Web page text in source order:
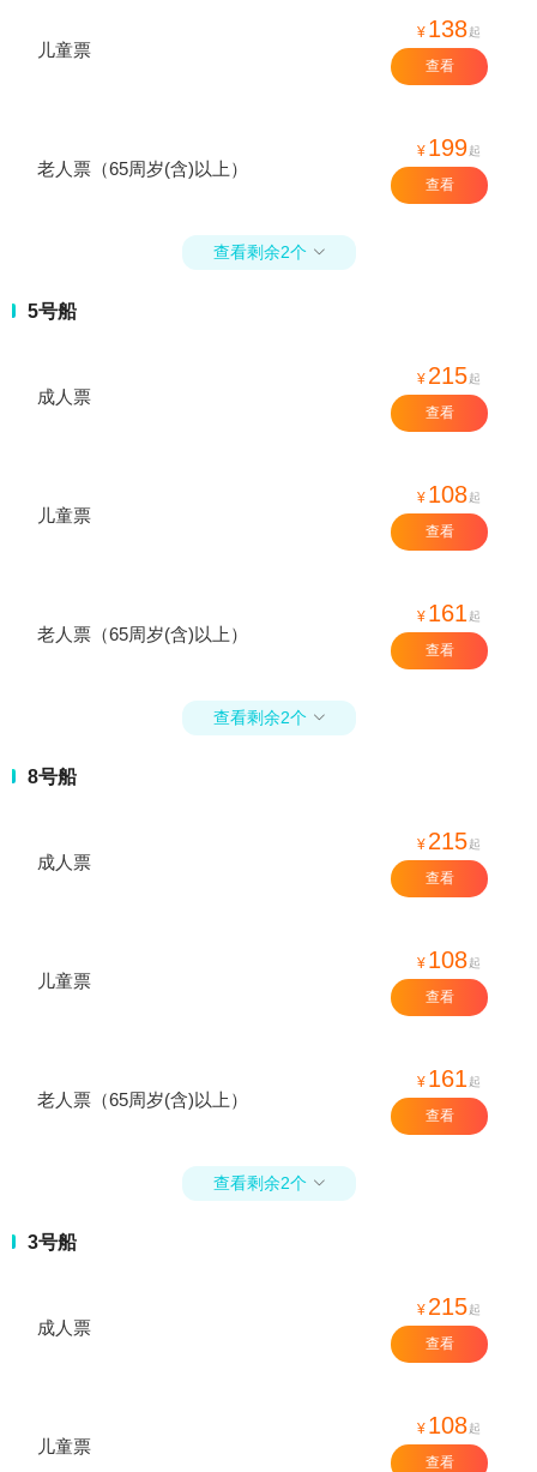
儿童票
¥ 138起
查看
老人票（65周岁(含)以上）
¥ 199起
查看
查看剩余2个 
5号船
成人票
¥ 215起
查看
儿童票
¥ 108起
查看
老人票（65周岁(含)以上）
¥ 161 起
查看
查看剩余2个 
8号船
成人票
¥ 215起
查看
儿童票
¥ 108起
查看
老人票（65周岁(含)以上）
¥ 161 起
查看
查看剩余2个 
3号船
成人票
¥ 215起
查看
儿童票
¥ 108起
查看